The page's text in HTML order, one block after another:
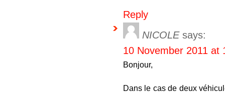
Reply
NICOLE says:
10 November 2011 at
Bonjour,
Dans le cas de deux